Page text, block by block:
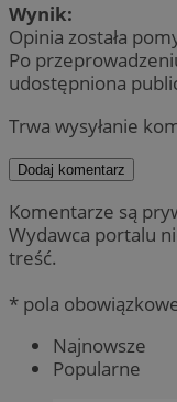
Wynik:
Opinia została
Po
udostępniona
Trwa wysyłanie
Dodaj komentarz
Komentarze są
Wydawca portalu
treść.
* pola
Najnowsze
Popularne